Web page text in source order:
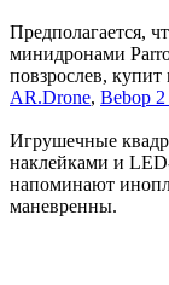
Предполагается,
минидронами
повзрослев,
AR.Drone, Bebop
Игрушечные
наклейками и
напоминают
маневренны.